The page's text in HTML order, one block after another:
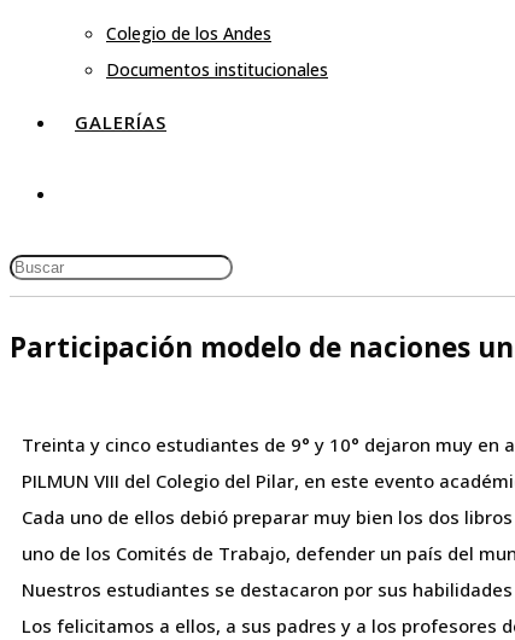
Colegio de los Andes
Documentos institucionales
GALERÍAS
Participación modelo de naciones
Treinta y cinco estudiantes de 9° y 10° dejaron muy
PILMUN VIII del Colegio del Pilar, en este evento
Cada uno de ellos debió preparar muy bien los dos
uno de los Comités de Trabajo, defender un país del
Nuestros estudiantes se destacaron por sus
Los felicitamos a ellos, a sus padres y a los profesores